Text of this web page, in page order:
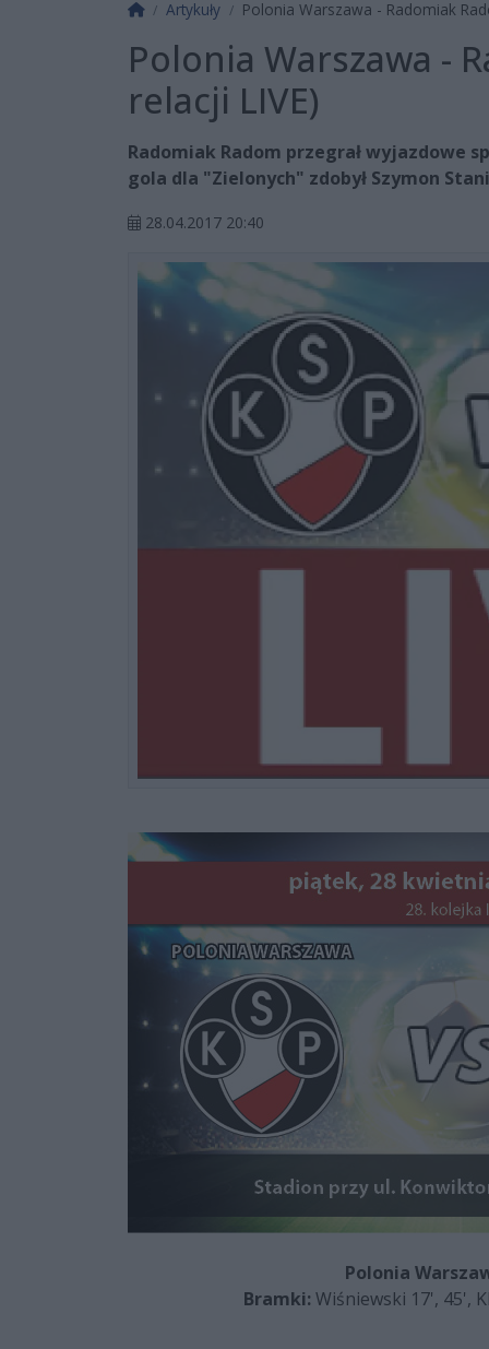
Strona główna
Artykuły Polonia Warszawa - Radomiak
Polonia Warszawa -
relacji LIVE)
Radomiak Radom przegrał wyjazdowe
gola dla "Zielonych" zdobył Szymon
28.04.2017 20:40
Polonia
Bramki: Wiśniewski 17', 45',